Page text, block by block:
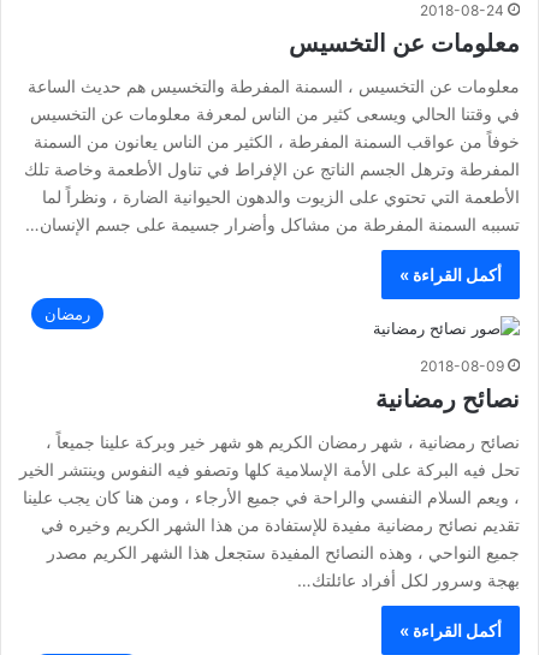
2018-08-24
معلومات عن التخسيس
معلومات عن التخسيس ، السمنة المفرطة والتخسيس هم حديث الساعة
في وقتنا الحالي ويسعى كثير من الناس لمعرفة معلومات عن التخسيس
خوفاً من عواقب السمنة المفرطة ، الكثير من الناس يعانون من السمنة
المفرطة وترهل الجسم الناتج عن الإفراط في تناول الأطعمة وخاصة تلك
الأطعمة التي تحتوي على الزيوت والدهون الحيوانية الضارة ، ونظراً لما
تسببه السمنة المفرطة من مشاكل وأضرار جسيمة على جسم الإنسان…
أكمل القراءة »
رمضان
2018-08-09
نصائح رمضانية
نصائح رمضانية ، شهر رمضان الكريم هو شهر خير وبركة علينا جميعاً ،
تحل فيه البركة على الأمة الإسلامية كلها وتصفو فيه النفوس وينتشر الخير
، ويعم السلام النفسي والراحة في جميع الأرجاء ، ومن هنا كان يجب علينا
تقديم نصائح رمضانية مفيدة للإستفادة من هذا الشهر الكريم وخيره في
جميع النواحي ، وهذه النصائح المفيدة ستجعل هذا الشهر الكريم مصدر
بهجة وسرور لكل أفراد عائلتك…
أكمل القراءة »